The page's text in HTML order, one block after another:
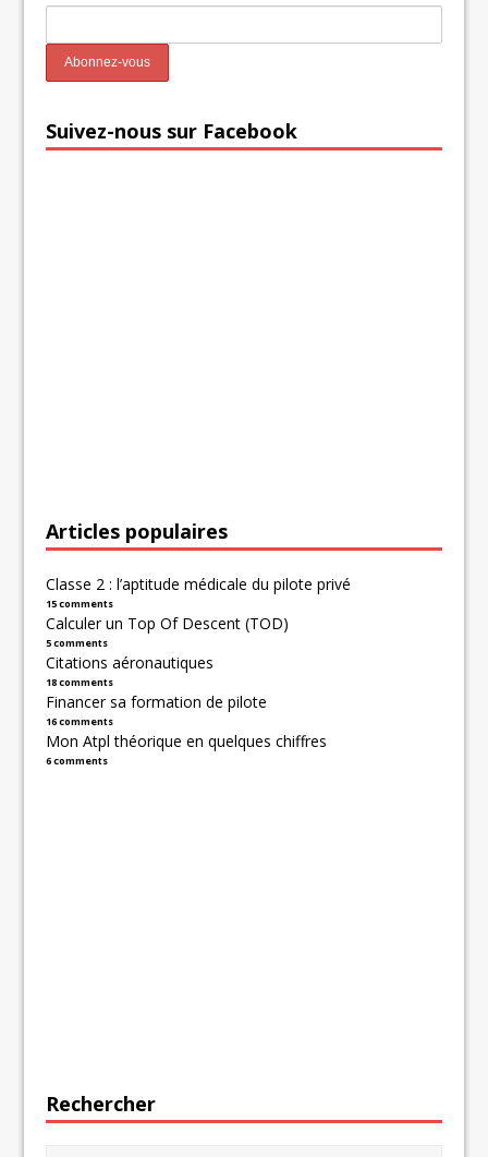
Suivez-nous sur Facebook
Articles populaires
Classe 2 : l’aptitude médicale du pilote privé
15 comments
Calculer un Top Of Descent (TOD)
5 comments
Citations aéronautiques
18 comments
Financer sa formation de pilote
16 comments
Mon Atpl théorique en quelques chiffres
6 comments
Rechercher